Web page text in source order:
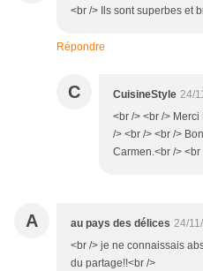
<br /> Ils sont superbes et
Répondre
C CuisineStyle 24/
<br /> <br />
/> <br /> <br />
Carmen.<br /> <br
A au pays des délices 24/
<br /> je ne connaissais
du partage!!<br />